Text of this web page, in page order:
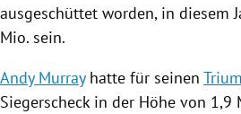
ausgeschüttet worden, in diesem
Mio. sein.
Andy Murrayhatte für seinen
Siegerscheck in der Höhe von